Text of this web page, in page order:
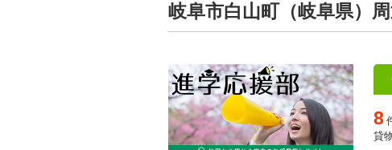
岐阜市白山町（岐阜県）
8
貸